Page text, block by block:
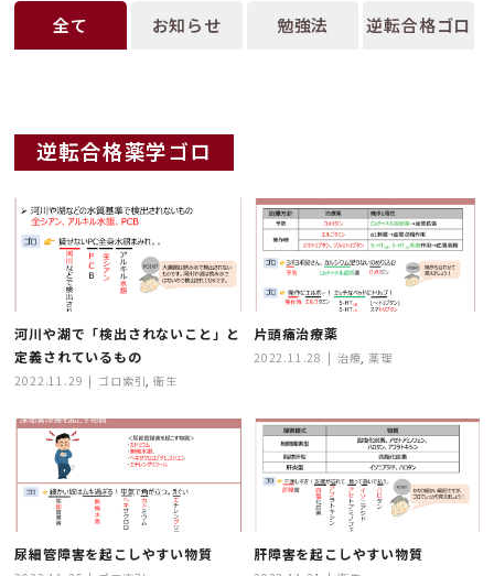
全て お知らせ 勉強法 逆転合格ゴロ
逆転合格薬学ゴロ
河川や湖で「検出されないこと」と
定義されているもの
2022.11.29 ゴロ索引 ,衛生
片頭痛治療薬
2022.11.28 治療 薬理
尿細管障害を起こしやすい物質 肝障害を起こしやすい物質